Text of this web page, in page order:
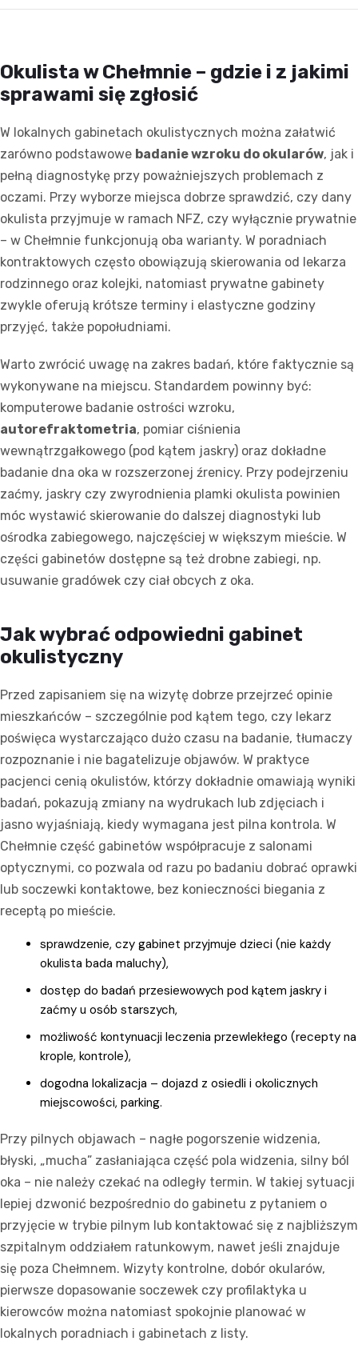
Okulista w Chełmnie – gdzie i z jakimi
sprawami się zgłosić
W lokalnych gabinetach okulistycznych można załatwić
zarówno podstawowe badanie wzroku do okularów, jak i
pełną diagnostykę przy poważniejszych problemach z
oczami. Przy wyborze miejsca dobrze sprawdzić, czy dany
okulista przyjmuje w ramach NFZ, czy wyłącznie prywatnie
– w Chełmnie funkcjonują oba warianty. W poradniach
kontraktowych często obowiązują skierowania od lekarza
rodzinnego oraz kolejki, natomiast prywatne gabinety
zwykle oferują krótsze terminy i elastyczne godziny
przyjęć, także popołudniami.
Warto zwrócić uwagę na zakres badań, które faktycznie są
wykonywane na miejscu. Standardem powinny być:
komputerowe badanie ostrości wzroku,
autorefraktometria, pomiar ciśnienia
wewnątrzgałkowego (pod kątem jaskry) oraz dokładne
badanie dna oka w rozszerzonej źrenicy. Przy podejrzeniu
zaćmy, jaskry czy zwyrodnienia plamki okulista powinien
móc wystawić skierowanie do dalszej diagnostyki lub
ośrodka zabiegowego, najczęściej w większym mieście. W
części gabinetów dostępne są też drobne zabiegi, np.
usuwanie gradówek czy ciał obcych z oka.
Jak wybrać odpowiedni gabinet
okulistyczny
Przed zapisaniem się na wizytę dobrze przejrzeć opinie
mieszkańców – szczególnie pod kątem tego, czy lekarz
poświęca wystarczająco dużo czasu na badanie, tłumaczy
rozpoznanie i nie bagatelizuje objawów. W praktyce
pacjenci cenią okulistów, którzy dokładnie omawiają wyniki
badań, pokazują zmiany na wydrukach lub zdjęciach i
jasno wyjaśniają, kiedy wymagana jest pilna kontrola. W
Chełmnie część gabinetów współpracuje z salonami
optycznymi, co pozwala od razu po badaniu dobrać oprawki
lub soczewki kontaktowe, bez konieczności biegania z
receptą po mieście.
sprawdzenie, czy gabinet przyjmuje dzieci (nie każdy
okulista bada maluchy),
dostęp do badań przesiewowych pod kątem jaskry i
zaćmy u osób starszych,
możliwość kontynuacji leczenia przewlekłego (recepty na
krople, kontrole),
dogodna lokalizacja – dojazd z osiedli i okolicznych
miejscowości, parking.
Przy pilnych objawach – nagłe pogorszenie widzenia,
błyski, „mucha” zasłaniająca część pola widzenia, silny ból
oka – nie należy czekać na odległy termin. W takiej sytuacji
lepiej dzwonić bezpośrednio do gabinetu z pytaniem o
przyjęcie w trybie pilnym lub kontaktować się z najbliższym
szpitalnym oddziałem ratunkowym, nawet jeśli znajduje
się poza Chełmnem. Wizyty kontrolne, dobór okularów,
pierwsze dopasowanie soczewek czy profilaktyka u
kierowców można natomiast spokojnie planować w
lokalnych poradniach i gabinetach z listy.